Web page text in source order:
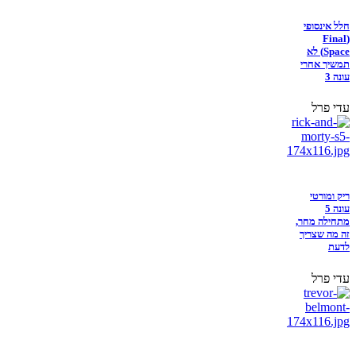
חלל אינסופי
(Final
Space) לא
תמשיך אחרי
עונה 3
עדי פרל
ריק ומורטי
עונה 5
מתחילה מחר,
זה מה שצריך
לדעת
עדי פרל